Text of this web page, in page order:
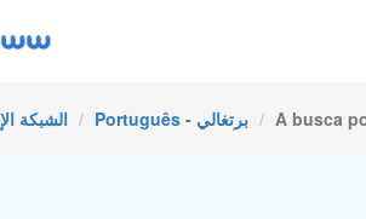
الشبكة Português - برتغالي A busca